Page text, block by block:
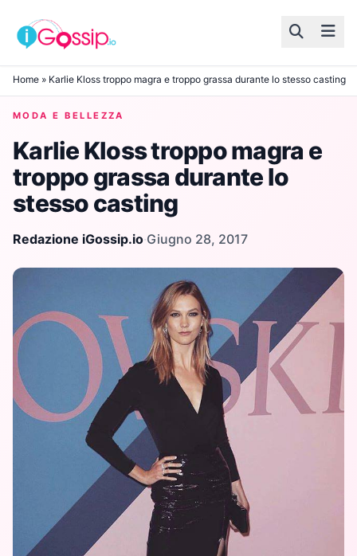
Skip to content
Home » Karlie Kloss troppo magra e troppo grassa durante lo stesso casting
MODA E BELLEZZA
Karlie Kloss troppo magra e
troppo grassa durante lo
stesso casting
Redazione iGossip.io·Giugno 28, 2017